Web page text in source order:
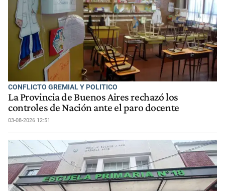
CONFLICTO GREMIAL Y POLITICO
La Provincia de Buenos Aires rechazó los
controles de Nación ante el paro docente
03-08-2026 12:51